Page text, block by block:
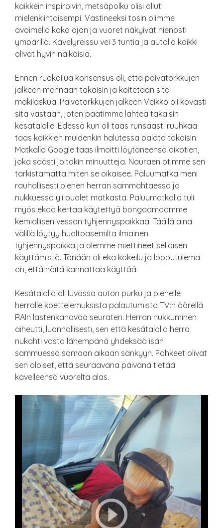
kaikkein inspiroivin, metsäpolku olisi ollut
mielenkiintoisempi. Vastineeksi tosin olimme
avoimella koko ajan ja vuoret näkyivät hienosti
ympärillä. Kävelyreissu vei 3 tuntia ja autolla kaikki
olivat hyvin nälkäisiä.
Ennen ruokailua konsensus oli, että päivätorkkujen
jälkeen mennään takaisin ja koitetaan sitä
mäkilaskua. Päivätorkkujen jälkeen Veikko oli kovasti
sitä vastaan, joten päätimme lähteä takaisin
kesätalolle. Edessä kun oli taas runsaasti ruuhkaa
taas kaikkien muidenkin halutessa palata takaisin.
Matkalla Google taas ilmoitti löytäneensä oikotien,
joka säästi joitakin minuutteja. Nauraen otimme sen
tarkistamatta miten se oikaisee. Paluumatka meni
rauhallisesti pienen herran sammahtaessa ja
nukkuessa yli puolet matkasta. Paluumatkalla tuli
myös ekaa kertaa käytettyä bongaamaamme
kemiallisen vessan tyhjennyspaikkaa. Täällä aina
välillä löytyy huoltoasemilta ilmainen
tyhjennyspaikka ja olemme miettineet sellaisen
käyttämistä. Tänään oli eka kokeilu ja lopputulema
on, että näitä kannattaa käyttää.
Kesätalolla oli luvassa auton purku ja pienelle
herralle koettelemuksista palautumista TV:n äärellä
RAIn lastenkanavaa seuraten. Herran nukkuminen
aiheutti, luonnollisesti, sen että kesätalolla herra
nukahti vasta lähempänä yhdeksää isän
sammuessa samaan aikaan sänkyyn. Pohkeet olivat
sen oloiset, että seuraavana päivänä tietää
kävelleensä vuorelta alas.